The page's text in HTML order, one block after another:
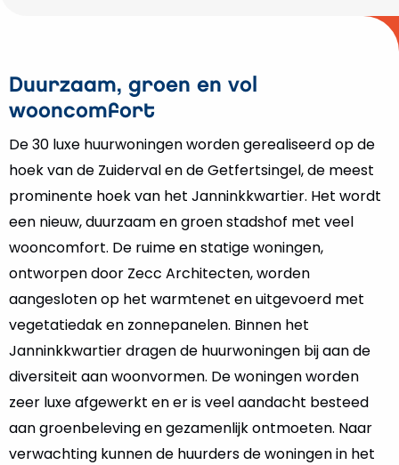
Duurzaam, groen en vol
wooncomfort
De 30 luxe huurwoningen worden gerealiseerd op de
hoek van de Zuiderval en de Getfertsingel, de meest
prominente hoek van het Janninkkwartier. Het wordt
een nieuw, duurzaam en groen stadshof met veel
wooncomfort. De ruime en statige woningen,
ontworpen door Zecc Architecten, worden
aangesloten op het warmtenet en uitgevoerd met
vegetatiedak en zonnepanelen. Binnen het
Janninkkwartier dragen de huurwoningen bij aan de
diversiteit aan woonvormen. De woningen worden
zeer luxe afgewerkt en er is veel aandacht besteed
aan groenbeleving en gezamenlijk ontmoeten. Naar
verwachting kunnen de huurders de woningen in het